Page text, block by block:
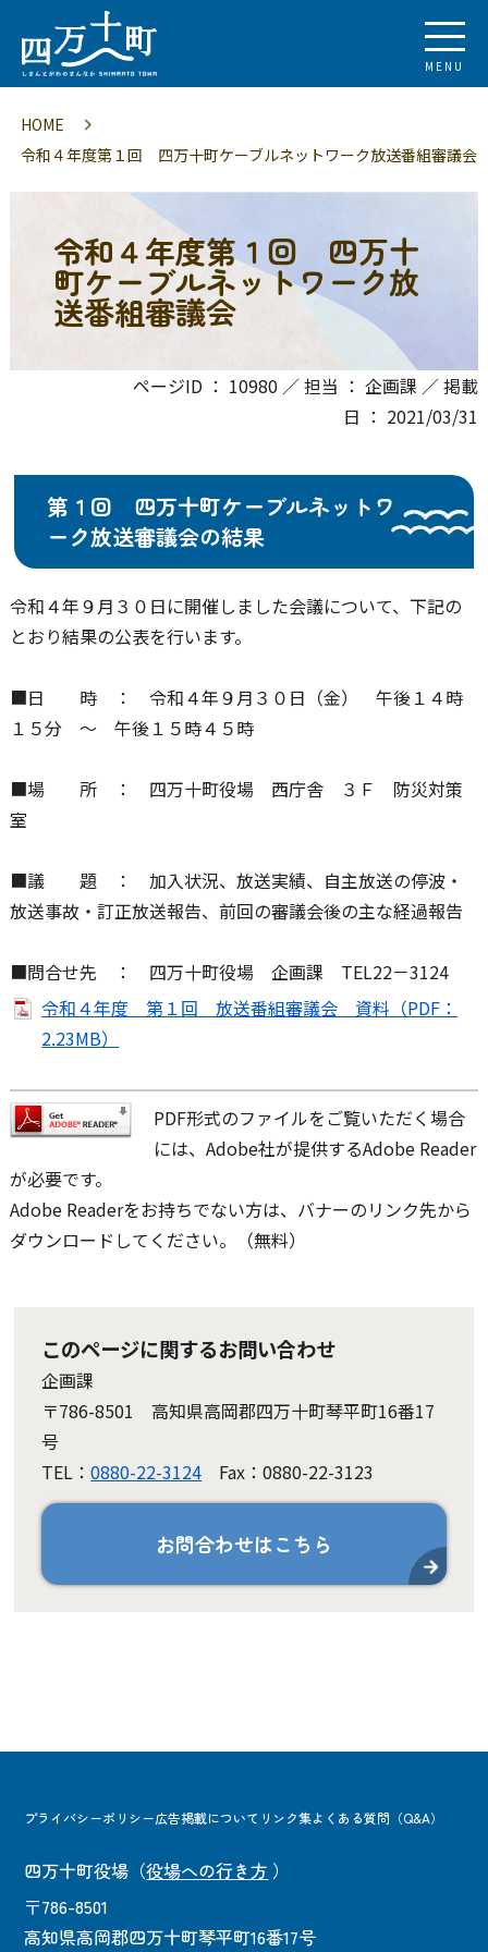
MENU
HOME
令和４年度第１回 四万十町ケーブルネットワーク放送番組審議会
令和４年度第１回 四万十
町ケーブルネットワーク放
送番組審議会
ページID ： 10980 ／ 担当 ： 企画課 ／ 掲載
日 ： 2021/03/31
第１回 四万十町ケーブルネットワ
ーク放送審議会の結果
令和４年９月３０日に開催しました会議について、下記の
とおり結果の公表を行います。
■日 時 ： 令和４年９月３０日（金） 午後１４時
１５分 ～ 午後１５時４５時
■場 所 ： 四万十町役場 西庁舎 ３Ｆ 防災対策
室
■議 題 ： 加入状況、放送実績、自主放送の停波・
放送事故・訂正放送報告、前回の審議会後の主な経過報告
■問合せ先 ： 四万十町役場 企画課 TEL22－3124
令和４年度 第１回 放送番組審議会 資料（PDF：
2.23MB）
PDF形式のファイルをご覧いただく場合
には、Adobe社が提供するAdobe Reader
が必要です。
Adobe Readerをお持ちでない方は、バナーのリンク先から
ダウンロードしてください。（無料）
このページに関するお問い合わせ
企画課
〒786-8501 高知県高岡郡四万十町琴平町16番17
号
TEL：0880-22-3124 Fax：0880-22-3123
お問合わせはこちら
プライバシーポリシー広告掲載について リンク集よくある質問（Q&A）
四万十町役場 （役場への行き方 ）
〒786-8501
高知県高岡郡四万十町琴平町16番17号